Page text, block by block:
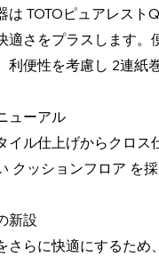
は TOTOピュアレスト
適さをプラスします
利便性を考慮し 2連紙
ューアル
イル仕上げからクロ
クッションフロア を
新設
さらに快適にするた